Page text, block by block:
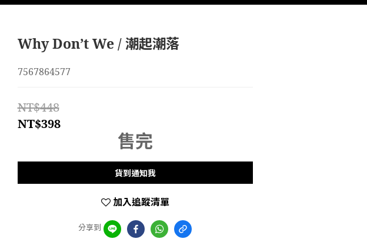
Why Don’t We / 潮起潮落
7567864577
NT$448
NT$398
售完
貨到通知我
加入追蹤清單
分享到